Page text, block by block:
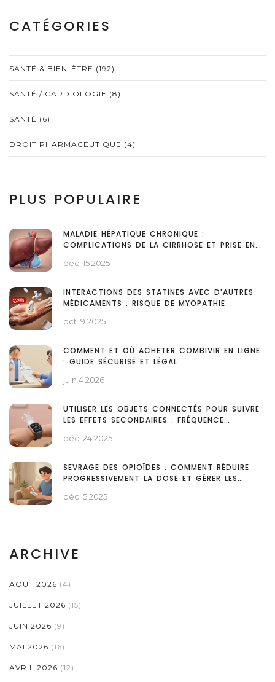
CATÉGORIES
SANTÉ & BIEN-ÊTRE (192)
SANTÉ / CARDIOLOGIE (8)
SANTÉ (6)
DROIT PHARMACEUTIQUE (4)
PLUS POPULAIRE
MALADIE HÉPATIQUE CHRONIQUE :
COMPLICATIONS DE LA CIRRHOSE ET PRISE EN
déc. 15 2025
INTERACTIONS DES STATINES AVEC D'AUTRES
MÉDICAMENTS : RISQUE DE MYOPATHIE
oct. 9 2025
COMMENT ET OÙ ACHETER COMBIVIR EN LIGNE
: GUIDE SÉCURISÉ ET LÉGAL
juin 4 2026
UTILISER LES OBJETS CONNECTÉS POUR SUIVRE
LES EFFETS SECONDAIRES : FRÉQUENCE
déc. 24 2025
SEVRAGE DES OPIOÏDES : COMMENT RÉDUIRE
PROGRESSIVEMENT LA DOSE ET GÉRER LES
déc. 5 2025
ARCHIVE
AOÛT 2026 (4)
JUILLET 2026 (15)
JUIN 2026 (9)
MAI 2026 (16)
AVRIL 2026 (12)